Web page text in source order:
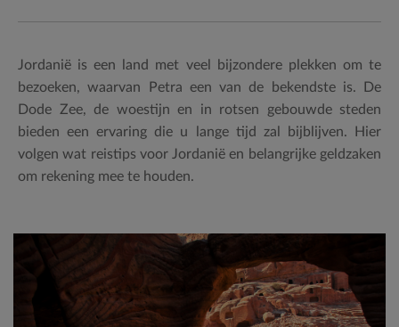
Jordanië is een land met veel bijzondere plekken om te
bezoeken, waarvan Petra een van de bekendste is. De
Dode Zee, de woestijn en in rotsen gebouwde steden
bieden een ervaring die u lange tijd zal bijblijven. Hier
volgen wat reistips voor Jordanië en belangrijke geldzaken
om rekening mee te houden.